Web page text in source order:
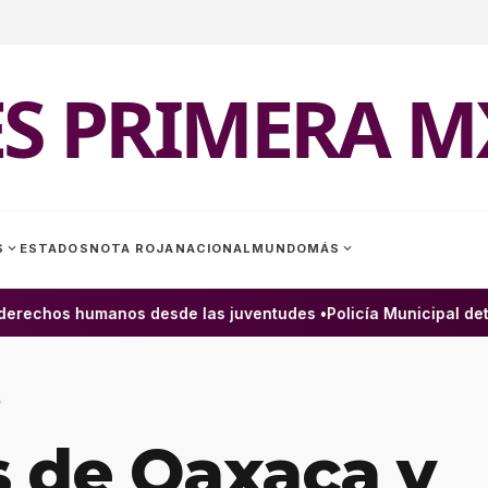
PRIMERA
expand_more ESTADOS NOTA ROJA NACIONAL MUNDOMÁS expand_more
humanos desde las juventudes •Policía Municipal